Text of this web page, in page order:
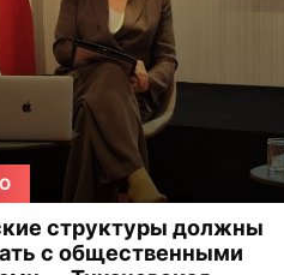
структуры должны
с общественными